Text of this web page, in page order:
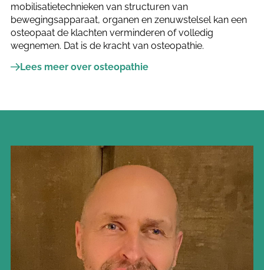
mobilisatietechnieken van structuren van
bewegingsapparaat, organen en zenuwstelsel kan een
osteopaat de klachten verminderen of volledig
wegnemen. Dat is de kracht van osteopathie.
Lees meer over osteopathie